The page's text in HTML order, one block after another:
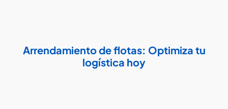
Arrendamiento de flotas: Optimiza tu
logística hoy